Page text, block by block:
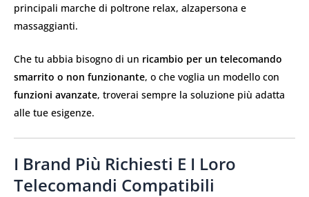
principali marche di poltrone relax, alzapersona e
massaggianti.
Che tu abbia bisogno di un ricambio per un telecomando
smarrito o non funzionante, o che voglia un modello con
funzioni avanzate, troverai sempre la soluzione più adatta
alle tue esigenze.
I Brand Più Richiesti E I Loro
Telecomandi Compatibili